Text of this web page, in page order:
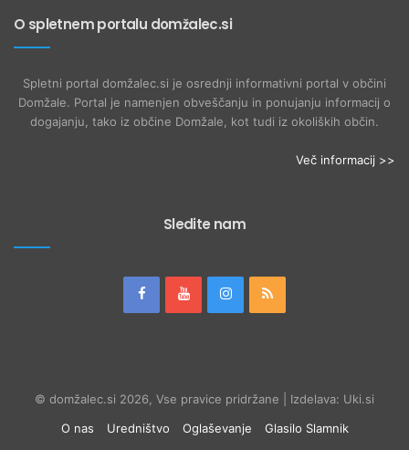
O spletnem portalu domžalec.si
Spletni portal domžalec.si je osrednji informativni portal v občini
Domžale. Portal je namenjen obveščanju in ponujanju informacij o
dogajanju, tako iz občine Domžale, kot tudi iz okoliških občin.
Več informacij >>
Sledite nam
© domžalec.si 2026, Vse pravice pridržane | Izdelava: Uki.si
O nas
Uredništvo Oglaševanje Glasilo Slamnik